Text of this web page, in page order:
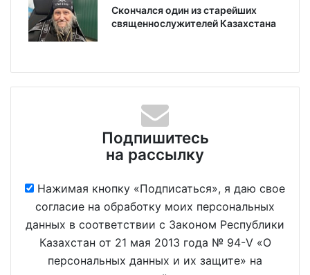
Скончался один из старейших
священнослужителей Казахстана
Подпишитесь
на рассылку
Нажимая кнопку «Подписаться», я даю свое
согласие на обработку моих персональных
данных в соответствии с Законом Республики
Казахстан от 21 мая 2013 года № 94-V «О
персональных данных и их защите» на